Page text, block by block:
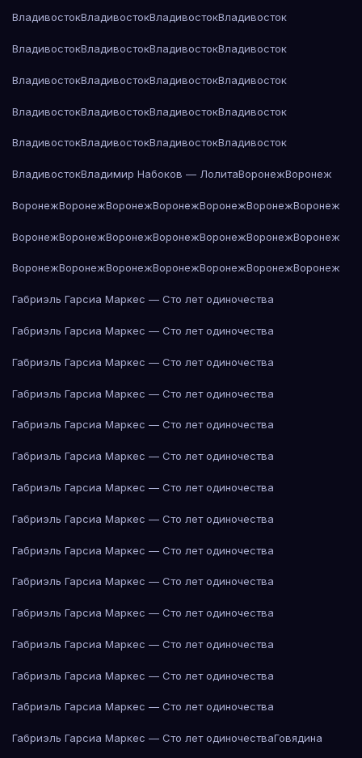
ВладивостокВладивостокВладивостокВладивосток
ВладивостокВладивостокВладивостокВладивосток
ВладивостокВладивостокВладивостокВладивосток
ВладивостокВладивостокВладивостокВладивосток
ВладивостокВладивостокВладивостокВладивосток
ВладивостокВладимир Набоков — ЛолитаВоронежВоронеж
ВоронежВоронежВоронежВоронежВоронежВоронежВоронеж
ВоронежВоронежВоронежВоронежВоронежВоронежВоронеж
ВоронежВоронежВоронежВоронежВоронежВоронежВоронеж
Габриэль Гарсиа Маркес — Сто лет одиночества
Габриэль Гарсиа Маркес — Сто лет одиночества
Габриэль Гарсиа Маркес — Сто лет одиночества
Габриэль Гарсиа Маркес — Сто лет одиночества
Габриэль Гарсиа Маркес — Сто лет одиночества
Габриэль Гарсиа Маркес — Сто лет одиночества
Габриэль Гарсиа Маркес — Сто лет одиночества
Габриэль Гарсиа Маркес — Сто лет одиночества
Габриэль Гарсиа Маркес — Сто лет одиночества
Габриэль Гарсиа Маркес — Сто лет одиночества
Габриэль Гарсиа Маркес — Сто лет одиночества
Габриэль Гарсиа Маркес — Сто лет одиночества
Габриэль Гарсиа Маркес — Сто лет одиночества
Габриэль Гарсиа Маркес — Сто лет одиночества
Габриэль Гарсиа Маркес — Сто лет одиночестваГовядина